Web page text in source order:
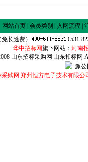
网站首页| 会员类别 入网流程
长途费）
0531-
华中招标网旗下网站： 河南
山东招标采购网 山东招标网
豫公
采购网 郑州恒方电子技术有限